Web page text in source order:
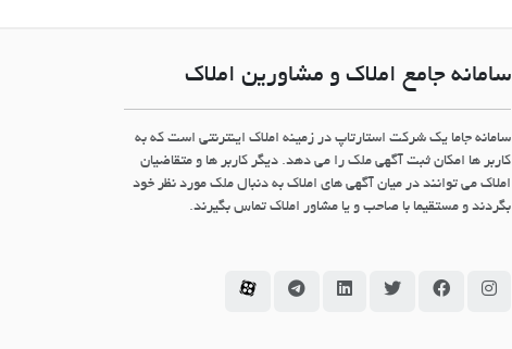
سامانه جامع املاک و مشاورین املاک
سامانه جاما یک شرکت استارتاپ در زمینه املاک اینترنتی است که به
کاربر ها امکان ثبت آگهی ملک را می دهد. دیگر کاربر ها و متقاضیان
املاک می توانند در میان آگهی های املاک به دنبال ملک مورد نظر خود
بگردند و مستقیما با صاحب و یا مشاور املاک تماس بگیرند.
سامانه جاما در اینستاگرام
سامانه جاما در فیسبوک
سامانه جاما در توئیتر
سامانه جاما در لینکداین
سامانه جاما در تلگرام
سامانه جاما در آپارات